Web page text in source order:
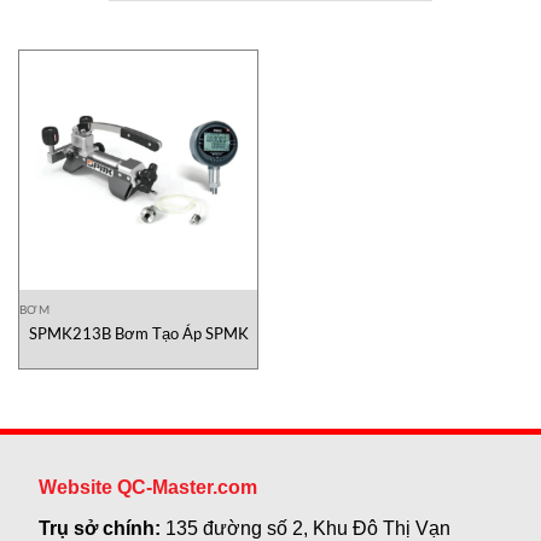
BƠM
SPMK213B Bơm Tạo Áp SPMK
Website QC-Master.com
Trụ sở chính: 135 đường số 2, Khu Đô Thị Vạn